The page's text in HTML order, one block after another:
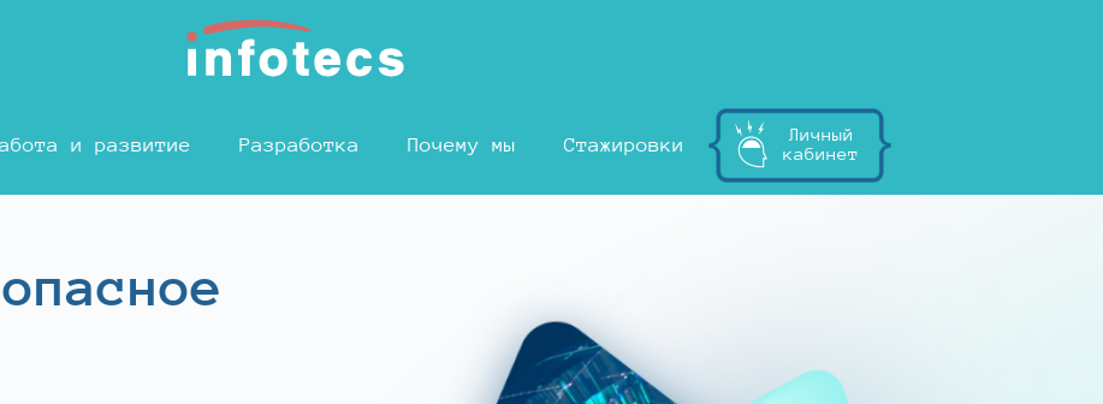
и развитие Разработка Почему мы Стажировки
Личный
кабинет